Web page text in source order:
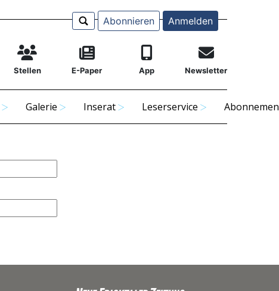
Abonnieren Anmelden
Stellen E-Paper App Newsletter
Galerie Inserat Leserservice